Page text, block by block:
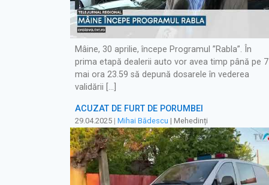
Mâine, 30 aprilie, începe Programul ”Rabla”. În
prima etapă dealerii auto vor avea timp până pe 7
mai ora 23.59 să depună dosarele în vederea
validării […]
ACUZAT DE FURT DE PORUMBEI
29.04.2025 | Mihai Bădescu | Mehedinți